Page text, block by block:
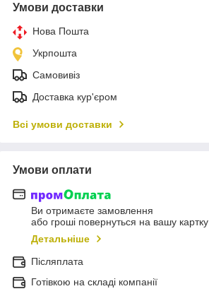
Умови доставки
Нова Пошта
Укрпошта
Самовивіз
Доставка кур'єром
Всі умови доставки
Умови оплати
Ви отримаєте замовлення
або гроші повернуться на вашу картку
Детальніше
Післяплата
Готівкою на складі компанії